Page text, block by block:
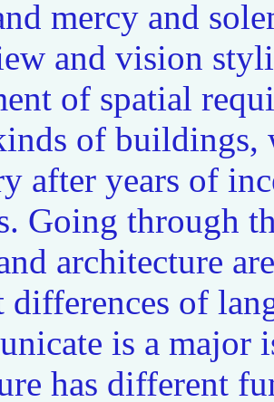
mercy and
and vision
of spatial
of
after years of
Going through
architecture
differences of
is a major
has different